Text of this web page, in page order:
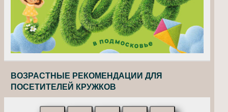
ВОЗРАСТНЫЕ РЕКОМЕНДАЦИИ ДЛЯ
ПОСЕТИТЕЛЕЙ КРУЖКОВ